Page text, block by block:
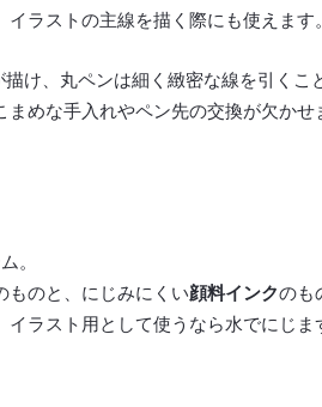
ラストの主線を描く際にも使えます。
け、丸ペンは細く緻密な線を引くこ
めな手入れやペン先の交換が欠か
。
ものと、にじみにくい顔料インクのも
ラスト用として使うなら水でにじま